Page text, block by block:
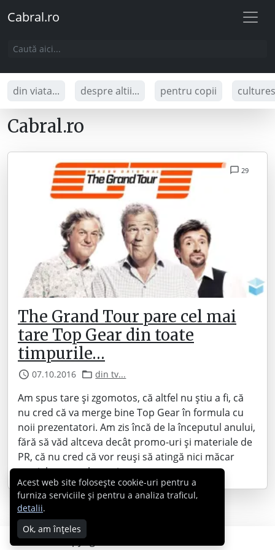
Cabral.ro
din viata... despre altii... pentru copii
Cabral.ro
29
The Grand Tour pare cel mai
tare Top Gear din toate
timpurile…
07.10.2016 din tv...
Am spus tare și zgomotos, că altfel nu știu a fi, că
nu cred că va merge bine Top Gear în formula cu
noii prezentatori. Am zis încă de la începutul anului,
fără să văd altceva decât promo-uri și materiale de
PR, că nu cred că vor reuși să atingă nici măcar
parțial succesul cu cei…
Copyright © 2007 - 2026 Cabral.ro
Acest web site folosește cookie-uri pentru a
furniza serviciile și pentru a analiza traficul,
detalii.
Ok, am înțeles